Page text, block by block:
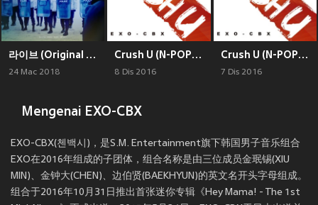
라이브 (Original Television Soundtrack) Pt.1
24 Mac 2018
Crush U (N-POP) with yoonsang
8 Dis 2016
Crush U (N-POP with yoonsang)
7 Dis 2016
Mengenai EXO-CBX
EXO-CBX(첸백시)，是S.M. Entertainment旗下韩国男子音乐组合
EXO在2016年组成的子团体，组合名称是由三位成员金珉锡(XIU
MIN)、金钟大(CHEN)、边伯贤(BAEKHYUN)的英文名开头字母组成。
组合于2016年10月31日推出首张迷你专辑《Hey Mama! - The 1st